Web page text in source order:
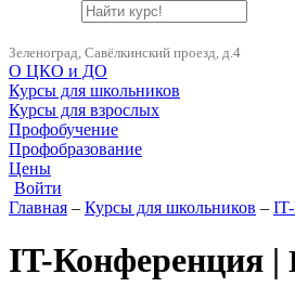
Зеленоград, Савёлкинский проезд, д.4
О ЦКО и ДО
Курсы для школьников
Курсы для взрослых
Профобучение
Профобразование
Цены
Войти
Главная – Курсы для школьников –
IT-Конференция |